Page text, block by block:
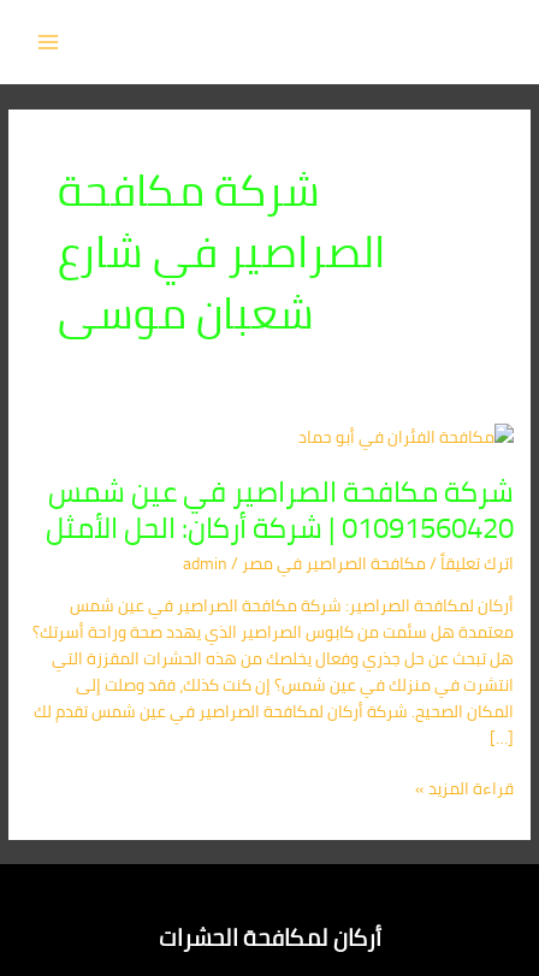
شركة مكافحة
الصراصير في شارع
شعبان موسى
شركة مكافحة الصراصير في عين شمس
01091560420 | شركة أركان: الحل الأمثل
اترك تعليقاً/مكافحة الصراصير​ في مصر/
admin
أركان لمكافحة الصراصير: شركة مكافحة الصراصير في عين شمس
معتمدة هل سئمت من كابوس الصراصير الذي يهدد صحة وراحة أسرتك؟
هل تبحث عن حل جذري وفعال يخلصك من هذه الحشرات المقززة التي
انتشرت في منزلك في عين شمس؟ إن كنت كذلك، فقد وصلت إلى
المكان الصحيح. شركة أركان لمكافحة الصراصير في عين شمس تقدم لك
[…]
شركة
الصراصير
في
عين
شمس
01091560420
|
شركة
أركان:
الحل
الأمثل
قراءة المزيد »
أركان لمكافحة الحشرات